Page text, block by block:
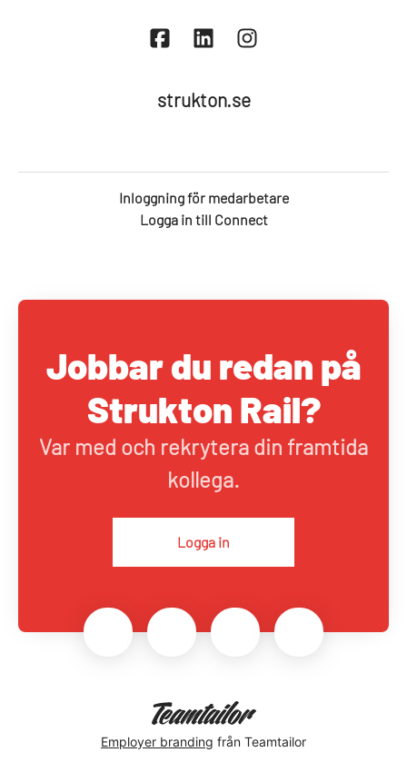
strukton.se
Inloggning för medarbetare
Logga in till Connect
Jobbar du redan på
Strukton Rail?
Var med och rekrytera din framtida
kollega.
Logga in
Employer branding från Teamtailor